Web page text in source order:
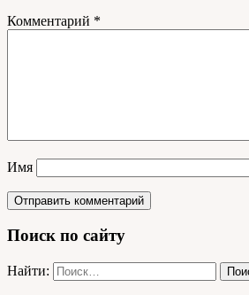
Комментарий *
Имя
Поиск по сайту
Найти: